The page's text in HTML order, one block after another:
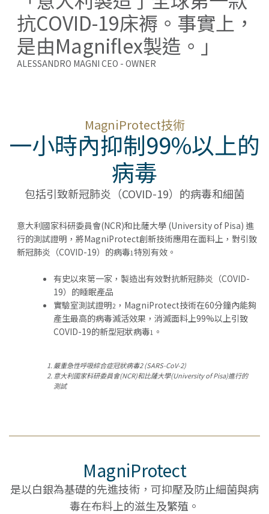
抗COVID-19床褥。事實上，
是由Magniflex製造。」
ALESSANDRO MAGNI CEO - OWNER
MagniProtect技術
一小時內抑制99%以上的
病毒
包括引致新冠肺炎（COVID-19）的病毒和細菌
意大利國家科研委員會(NCR)和比薩大學 (University of Pisa) 進
行的測試證明，將MagniProtect創新技術應用在面料上，對引致
新冠肺炎（COVID-19）的病毒1特別有效。
有史以來第一家，製造出有效對抗新冠肺炎（COVID-
19）的睡眠產品
實驗室測試證明2，MagniProtect技術在60分鐘內能夠
產生最高的病毒滅活效果，消滅面料上99%以上引致
COVID-19的新型冠狀病毒1 。
嚴重急性呼吸綜合症冠狀病毒2 (SARS-CoV-2)
意大利國家科研委員會(NCR)和比薩大學(University of Pisa)進行的
測試
MagniProtect
是以白銀為基礎的先進技術，可抑壓及防止細菌與病
毒在布料上的滋生及繁殖。